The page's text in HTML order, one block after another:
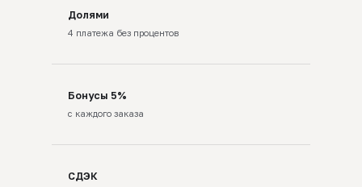
Долями
4 платежа без процентов
Бонусы 5%
с каждого заказа
СДЭК